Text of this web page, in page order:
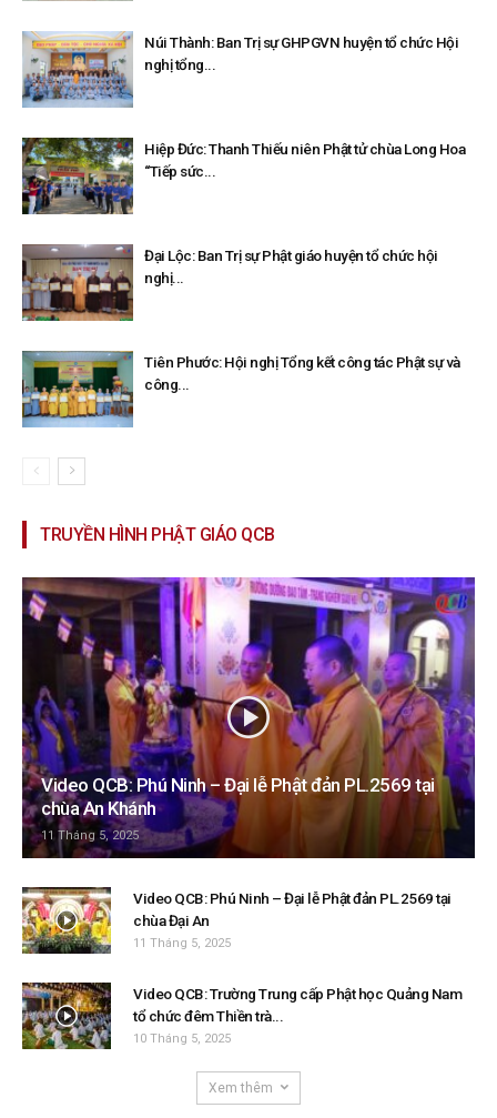
Núi Thành: Ban Trị sự GHPGVN huyện tổ chức Hội
nghị tổng...
Hiệp Đức: Thanh Thiếu niên Phật tử chùa Long Hoa
“Tiếp sức...
Đại Lộc: Ban Trị sự Phật giáo huyện tổ chức hội
nghị...
Tiên Phước: Hội nghị Tổng kết công tác Phật sự và
công...
TRUYỀN HÌNH PHẬT GIÁO QCB
Video QCB: Phú Ninh – Đại lễ Phật đản PL.2569 tại
chùa An Khánh
11 Tháng 5, 2025
Video QCB: Phú Ninh – Đại lễ Phật đản PL.2569 tại
chùa Đại An
11 Tháng 5, 2025
Video QCB: Trường Trung cấp Phật học Quảng Nam
tổ chức đêm Thiền trà...
10 Tháng 5, 2025
Xem thêm